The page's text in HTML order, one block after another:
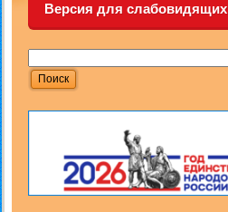
Версия для слабовидящих